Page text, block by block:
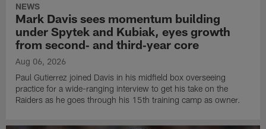
NEWS
Mark Davis sees momentum building
under Spytek and Kubiak, eyes growth
from second‑ and third‑year core
Aug 06, 2026
Paul Gutierrez joined Davis in his midfield box overseeing
practice for a wide-ranging interview to get his take on the
Raiders as he goes through his 15th training camp as owner.